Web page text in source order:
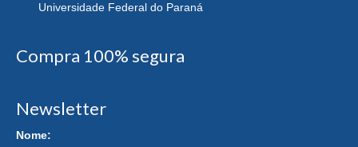
Universidade Federal do Paraná
Compra 100% segura
Newsletter
Nome: